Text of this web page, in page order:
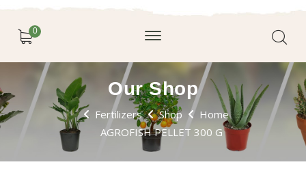
0
Our Shop
Home
Shop
Fertilizers
AGROFISH PELLET 300 G